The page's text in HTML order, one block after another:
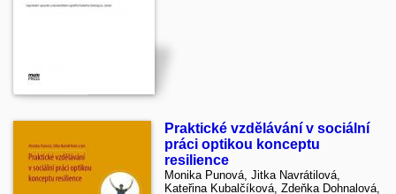
Praktické vzdělávání v sociální
práci optikou konceptu
resilience
Monika Punová, Jitka Navrátilová,
Kateřina Kubalčíková, Zdeňka Dohnalová,